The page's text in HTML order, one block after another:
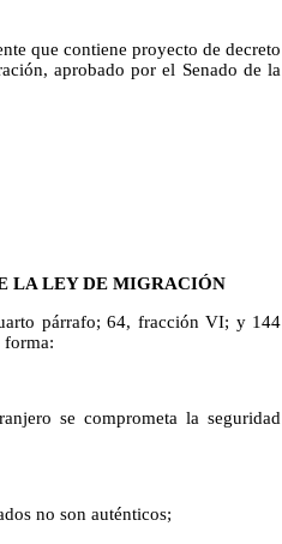
que contiene proyecto de decreto
aprobado por el Senado de la
LA LEY DE MIGRACIÓN
párrafo; 64, fracción VI; y 144
forma:
se comprometa la seguridad
no son auténticos;